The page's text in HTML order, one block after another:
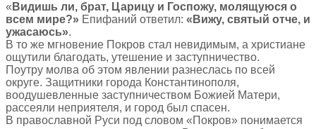
« Видишь ли, брат, Царицу и Госпожу, молящуюся о
всем мире?» Епифаний ответил: «Вижу, святый отче, и
ужасаюсь».
В то же мгновение Покров стал невидимым, а христиане
ощутили благодать, утешение и заступничество.
Поутру молва об этом явлении разнеслась по всей
округе. Защитники города Константинополя,
воодушевленные заступничеством Божией Матери,
рассеяли неприятеля, и город был спасен.
В православной Руси под словом «Покров» понимается